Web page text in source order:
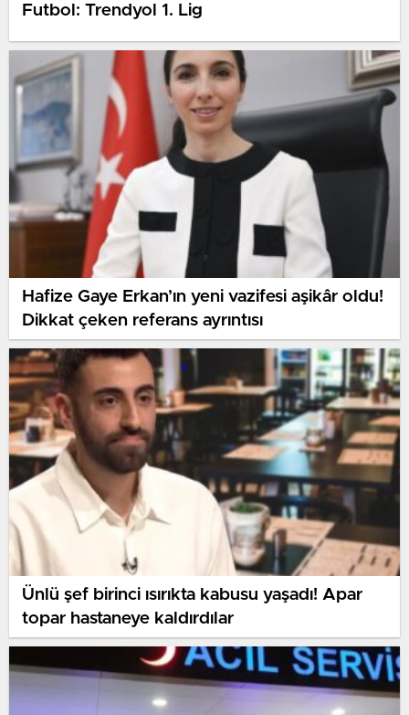
Futbol: Trendyol 1. Lig
Hafize Gaye Erkan’ın yeni vazifesi aşikâr oldu!
Dikkat çeken referans ayrıntısı
Ünlü şef birinci ısırıkta kabusu yaşadı! Apar
topar hastaneye kaldırdılar